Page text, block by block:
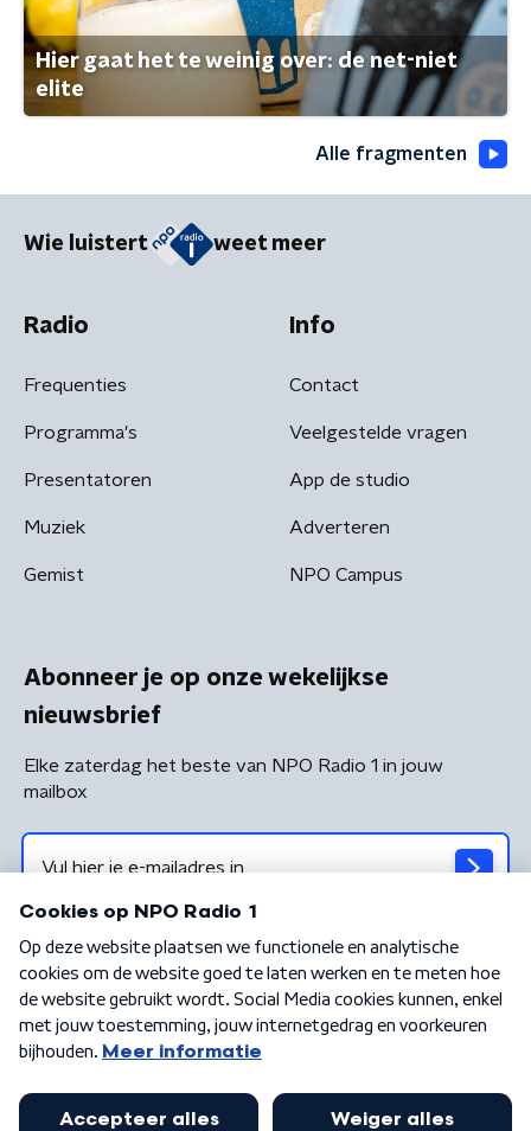
Hier gaat het te weinig over: de net-niet
elite
Alle fragmenten
Wie luistert weet meer
Radio
Frequenties
Programma's
Presentatoren
Muziek
Gemist
Info
Contact
Veelgestelde vragen
App de studio
Adverteren
NPO Campus
Abonneer je op onze wekelijkse
nieuwsbrief
Elke zaterdag het beste van NPO Radio 1 in jouw
mailbox
Algemene voorwaarden Privacybeleid